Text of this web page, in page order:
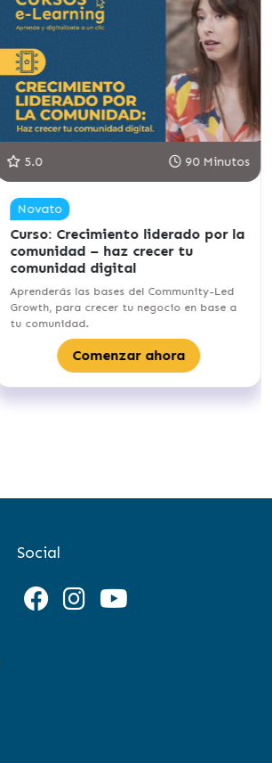
5.0 90 Minutos
Novato
Curso: Crecimiento liderado por la
comunidad – haz crecer tu
comunidad digital
Aprenderás las bases del Community-Led
Growth, para crecer tu negocio en base a
tu comunidad.
Comenzar ahora
Social